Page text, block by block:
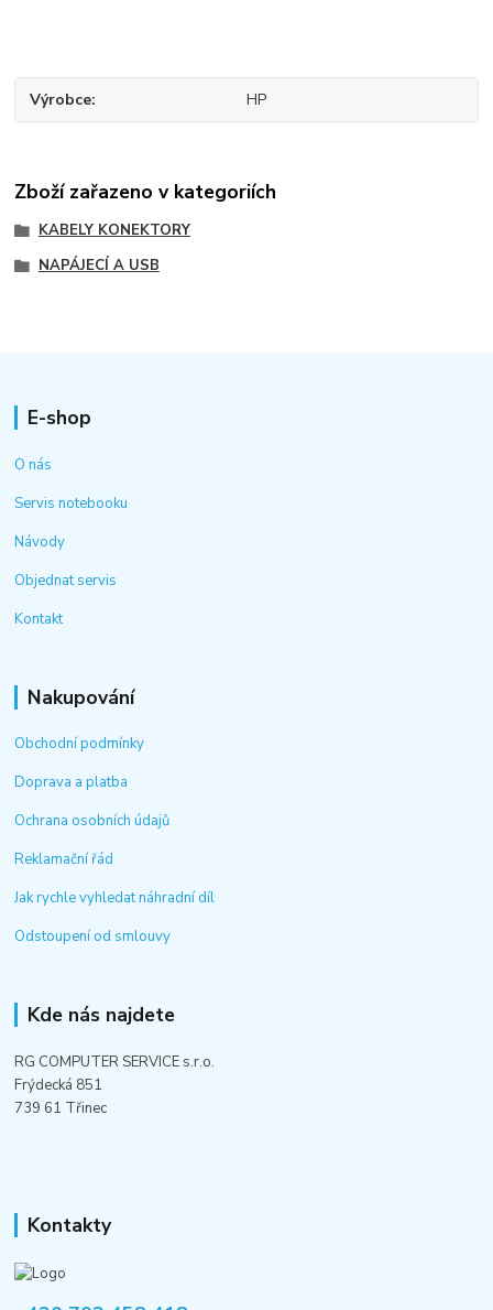
Výrobce HP
Zboží zařazeno v kategoriích
KABELY KONEKTORY
NAPÁJECÍ A USB
E-shop
O nás
Servis notebooku
Návody
Objednat servis
Kontakt
Nakupování
Obchodní podmínky
Doprava a platba
Ochrana osobních údajů
Reklamační řád
Jak rychle vyhledat náhradní díl
Odstoupení od smlouvy
Kde nás najdete
RG COMPUTER SERVICE s.r.o.
Frýdecká 851
739 61 Třinec
Kontakty